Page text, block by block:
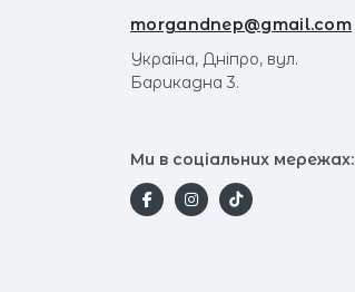
morgandnep@gmail.com
Україна, Дніпро, вул.
Барикадна 3.
Ми в соціальних мережах: